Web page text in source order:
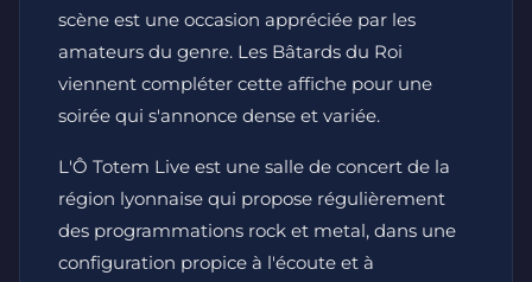
scène est une occasion appréciée par les
amateurs du genre. Les Bâtards du Roi
viennent compléter cette affiche pour une
soirée qui s'annonce dense et variée.
L'Ô Totem Live est une salle de concert de la
région lyonnaise qui propose régulièrement
des programmations rock et metal, dans une
configuration propice à l'écoute et à